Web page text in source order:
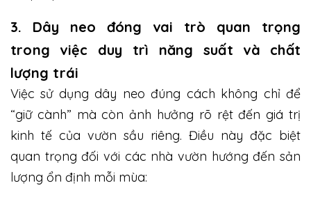
3. Dây neo đóng vai trò quan trọng
trong việc duy trì năng suất và chất
lượng trái
Việc sử dụng dây neo đúng cách không chỉ để
“giữ cành” mà còn ảnh hưởng rõ rệt đến giá trị
kinh tế của vườn sầu riêng. Điều này đặc biệt
quan trọng đối với các nhà vườn hướng đến sản
lượng ổn định mỗi mùa: